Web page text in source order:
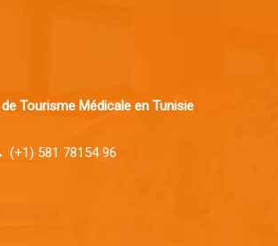
Tourisme Médicale en Tunisie
(+1) 581 78154 96